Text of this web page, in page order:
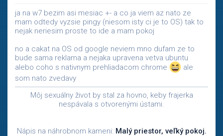
ja na w7 bezim asi mesiac +- a co ja viem az nato ze
mam odtedy vyzsie pingy (niesom isty ci je to OS) tak to
nejak neriesim proste to ide a mam pokoj
no a cakat na OS od google neviem mno dufam ze to
bude sama reklama a nejaka upravena vetva ubuntu
alebo coho s nativnym prehliadacom chrome
ale
som nato zvedavy
Môj sexuálny život by stal za hovno, keby frajerka
nespávala s otvorenými ústami.
Nápis na náhrobnom kameni: Malý priestor, veľký pokoj.